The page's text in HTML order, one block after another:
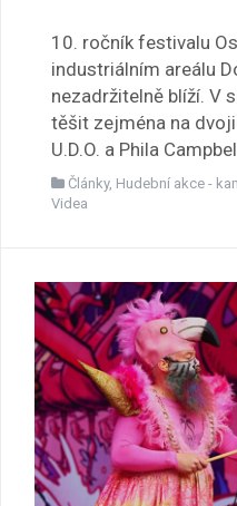
10. ročník festivalu
industriálním areálu
nezadržitelně blíží. V
těšit zejména na
U.D.O. a Phila
Články, Hudební akce -
Videa